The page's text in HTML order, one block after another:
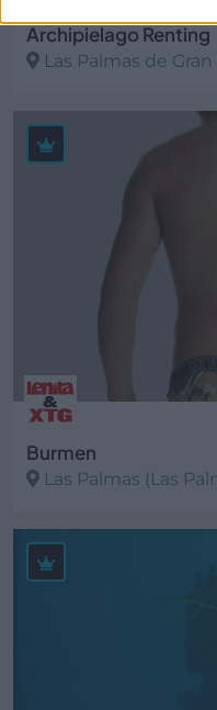
Archipielago Renting
Las Palmas de
Burmen
Las Palmas (Las
Ver más